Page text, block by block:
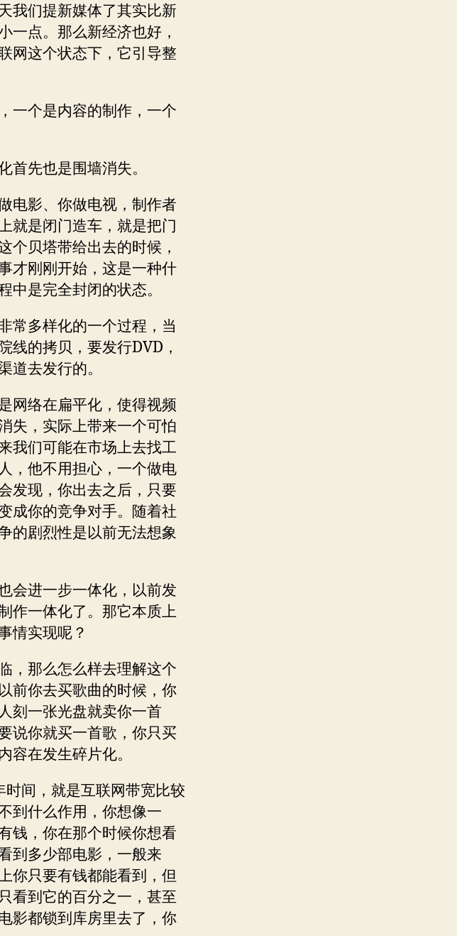
我们提新媒体了其实比新
一点。那么新经济也好，
网这个状态下，它引导整
一个是内容的制作，一个
首先也是围墙消失。
电影、你做电视，制作者
就是闭门造车，就是把门
个贝塔带给出去的时候，
才刚刚开始，这是一种什
中是完全封闭的状态。
常多样化的一个过程，当
线的拷贝，要发行DVD，
道去发行的。
网络在扁平化，使得视频
失，实际上带来一个可怕
我们可能在市场上去找工
，他不用担心，一个做电
发现，你出去之后，只要
成你的竞争对手。随着社
的剧烈性是以前无法想象
会进一步一体化，以前发
作一体化了。那它本质上
情实现呢？
，那么怎么样去理解这个
前你去买歌曲的时候，你
刻一张光盘就卖你一首
说你就买一首歌，你只买
容在发生碎片化。
间，就是互联网带宽比较
到什么作用，你想像一
钱，你在那个时候你想看
到多少部电影，一般来
你只要有钱都能看到，但
看到它的百分之一，甚至
影都锁到库房里去了，你